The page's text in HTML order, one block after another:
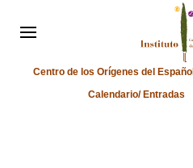
Centro de los Orígenes del Español
Calendario/ Entradas